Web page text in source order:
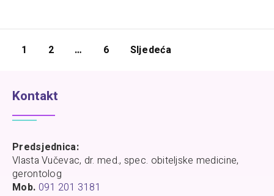
1 2 … 6 Sljedeća
Kontakt
Predsjednica:
Vlasta Vučevac, dr. med., spec. obiteljske medicine,
gerontolog
Mob. 091 201 3181